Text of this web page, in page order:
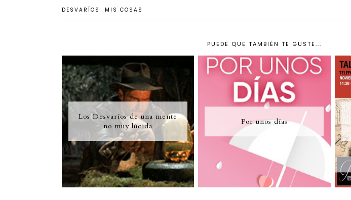
DESVARÍOS MIS COSAS
PUEDE QUE TAMBIÉN TE GUSTE...
Los Desvaríos de una mente
no muy lúcida
Por unos días